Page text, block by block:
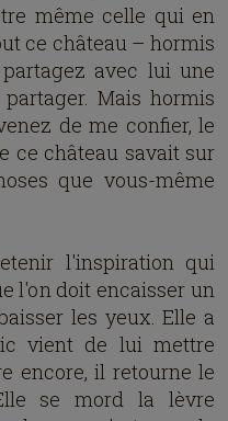
même celle qui en
ce château – hormis
avec lui une
Mais hormis
de me confier, le
ce château savait sur
que vous-même
l'inspiration qui
l'on doit encaisser un
les yeux. Elle a
vient de lui mettre
encore, il retourne le
se mord la lèvre